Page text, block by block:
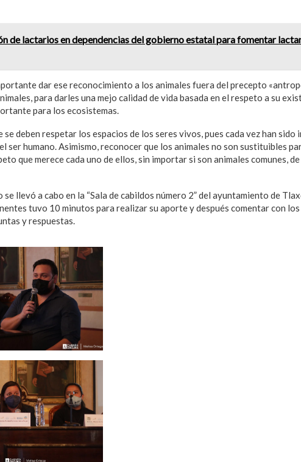
de lactarios en dependencias del gobierno estatal para fomentar
dar ese reconocimiento a los animales fuera del precepto
para darles una mejo calidad de vida basada en el respeto a su
para los ecosistemas.
se deben respetar los espacios de los seres vivos, pues cada vez han sido
ser humano. Asimismo, reconocer que los animales no son sustituibles
que merece cada uno de ellos, sin importar si son animales comunes,
llevó a cabo en la “Sala de cabildos número 2” del ayuntamiento de
tuvo 10 minutos para realizar su aporte y después comentar con
y respuestas.